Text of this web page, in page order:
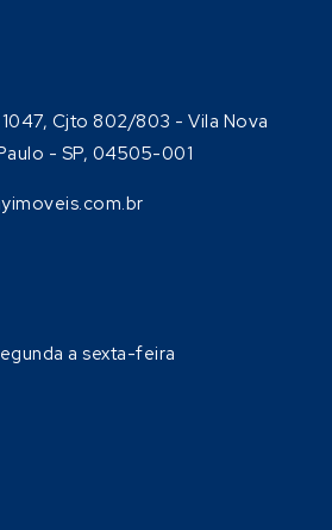
Cjto 802/803 - Vila Nova
- SP, 04505-001
a sexta-feira